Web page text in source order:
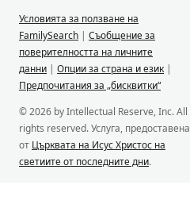
Условията за ползване на
FamilySearch | Съобщение за
поверителността на личните
данни | Опции за страна и език |
Предпочитания за „бисквитки“
© 2026 by Intellectual Reserve, Inc. All
rights reserved. Услуга, предоставена
от Църквата на Исус Христос на
светиите от последните дни.